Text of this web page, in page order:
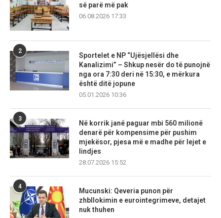
së parë më pak
06.08.2026 17:33
2
Sportelet e NP “Ujësjellësi dhe
Kanalizimi” – Shkup nesër do të punojnë
nga ora 7:30 deri në 15:30, e mërkura
është ditë jopune
05.01.2026 10:36
3
Në korrik janë paguar mbi 560 milionë
denarë për kompensime për pushim
mjekësor, pjesa më e madhe për lejet e
lindjes
28.07.2026 15:52
4
Mucunski: Qeveria punon për
zhbllokimin e eurointegrimeve, detajet
nuk thuhen